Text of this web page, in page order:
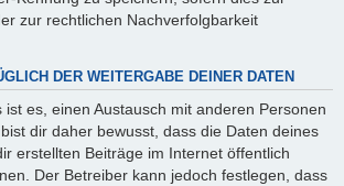
zur rechtlichen Nachverfolgbarkeit
DER WEITERGABE DEINER DATEN
ist es, einen Austausch mit anderen Personen
dir daher bewusst, dass die Daten deines
erstellten Beiträge im Internet öffentlich
Der Betreiber kann jedoch festlegen, dass